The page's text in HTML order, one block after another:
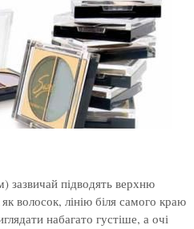
зазвичай підводять верхню
волосок, лінію біля самого краю
набагато густіше, а очі